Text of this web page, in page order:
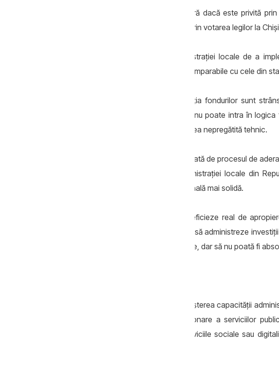
Necesitatea reformei devine și mai clară dacă este privită
Integrarea europeană nu se face doar prin votarea legilor la
Ea se face și prin capacitatea administrației locale de a
fonduri europene și de a oferi servicii comparabile cu cele din
În UE, dezvoltarea regională și absorbția fondurilor sunt
locală și regională. Republica Moldova nu poate intra în
locală pulverizată, slab finanțată și adesea nepregătită tehnic.
Tocmai de aceea, reforma APL este legată de procesul de
Europeană sprijină modernizarea administrației locale din
publice mai bune și capacitate instituțională mai solidă.
Dacă Republica Moldova vrea să beneficieze real de
pregăti proiecte, să respecte proceduri, să administreze
ca fondurile europene să existe pe hârtie, dar să nu poată fi
Principalul beneficiu al reformei ar fi creșterea capacității
puține pot permite o mai bună coordonare a serviciilor
iluminatul, transportul, salubrizarea, serviciile sociale sau